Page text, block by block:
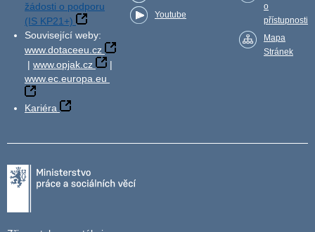
žádosti o podporu
(IS KP21+)
Související weby:
www.dotaceeu.cz
| www.opjak.cz
|
www.ec.europa.eu
Kariéra
Youtube
o
přístupnosti
Mapa
Stránek